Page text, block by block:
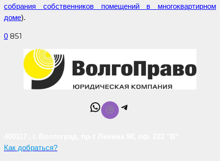
собрания собственников помещений в многоквартирном
доме).
0 851
WhatsAppTelegram
Как добраться?